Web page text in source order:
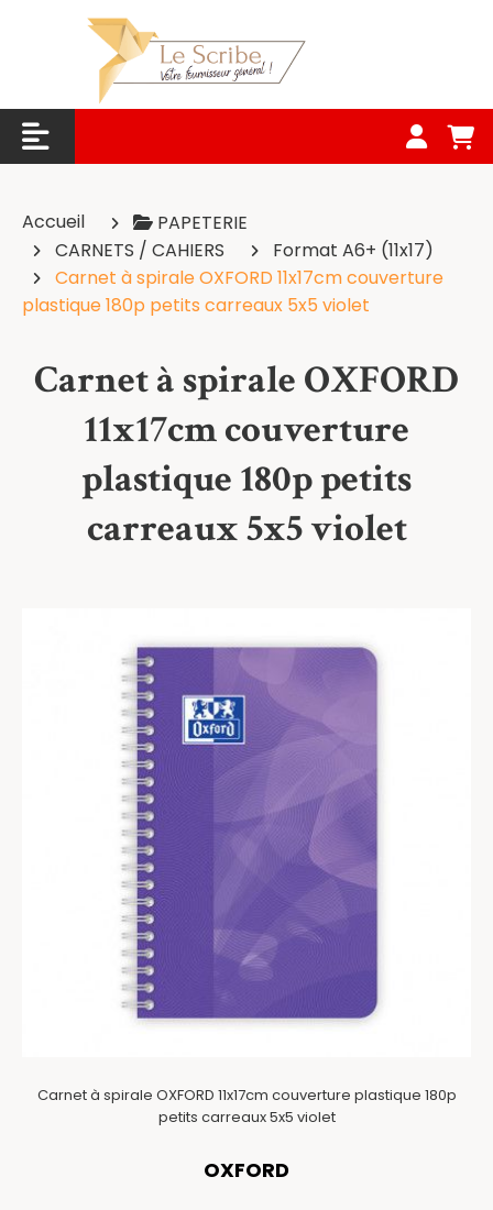
Accueil
PAPETERIE
CARNETS / CAHIERS
Format A6+ (11x17)
Carnet à spirale OXFORD 11x17cm couverture
plastique 180p petits carreaux 5x5 violet
Carnet à spirale OXFORD
11x17cm couverture
plastique 180p petits
carreaux 5x5 violet
Carnet à spirale OXFORD 11x17cm couverture plastique 180p
petits carreaux 5x5 violet
OXFORD